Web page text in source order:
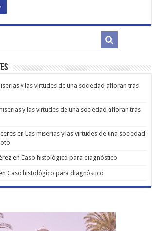
y las virtudes de una sociedad afloran tras
y las virtudes de una sociedad afloran tras
enLas miserias y las virtudes de una sociedad
enCaso histológico para diagnóstico
Caso histológico para diagnóstico